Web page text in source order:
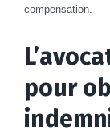
compensation.
pour